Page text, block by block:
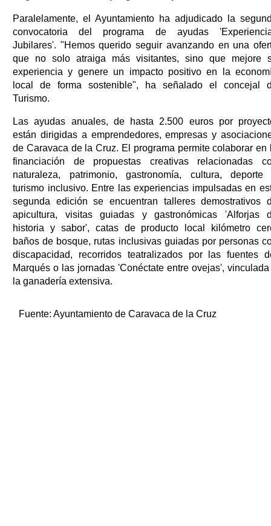
Paralelamente, el Ayuntamiento ha adjudicado la
convocatoria del programa de ayudas
Jubilares'. "Hemos querido seguir avanzando en una
que no solo atraiga más visitantes, sino que mejore
experiencia y genere un impacto positivo en la
local de forma sostenible", ha señalado el concejal
Turismo.
Las ayudas anuales, de hasta 2.500 euros por
están dirigidas a emprendedores, empresas y
de Caravaca de la Cruz. El programa permite colaborar en
financiación de propuestas creativas relacionadas
naturaleza, patrimonio, gastronomía, cultura, deporte
turismo inclusivo. Entre las experiencias impulsadas en
segunda edición se encuentran talleres demostrativos
apicultura, visitas guiadas y gastronómicas 'Alforjas
historia y sabor', catas de producto local kilómetro
baños de bosque, rutas inclusivas guiadas por personas
discapacidad, recorridos teatralizados por las fuentes
Marqués o las jornadas 'Conéctate entre ovejas',
la ganadería extensiva.
Fuente: Ayuntamiento de Caravaca de la Cruz